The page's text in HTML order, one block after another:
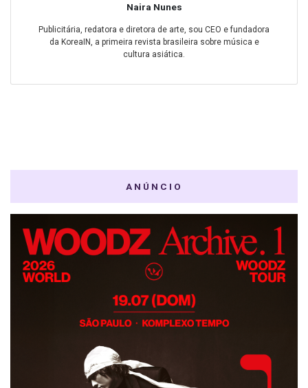
Naira Nunes
Publicitária, redatora e diretora de arte, sou CEO e fundadora
da KoreaIN, a primeira revista brasileira sobre música e
cultura asiática.
ANÚNCIO